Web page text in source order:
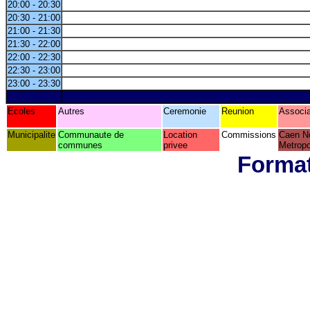
20:00 - 20:30
20:30 - 21:00
21:00 - 21:30
21:30 - 22:00
22:00 - 22:30
22:30 - 23:00
23:00 - 23:30
Ecoles Autres Ceremonie Reunion
Municipalite Communaute de
communes
Location
privee
Commissions Caen